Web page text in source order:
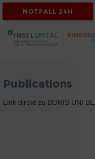
NOTFALL 24H
Publications
Link direkt zu BORIS UNI BE